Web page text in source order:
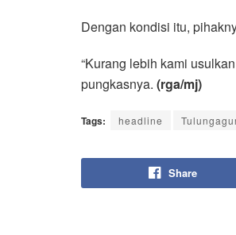
Dengan kondisi itu,
“Kurang lebih kami
pungkasnya. (rga/mj)
Tags: headline
Share